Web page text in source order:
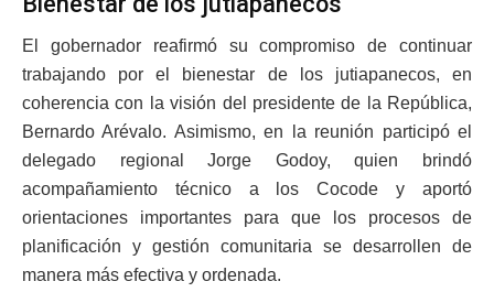
El gobernador reafirmó su compromiso de continuar
trabajando por el bienestar de los jutiapanecos, en
coherencia con la visión del presidente de la República,
Bernardo Arévalo. Asimismo, en la reunión participó el
delegado regional Jorge Godoy, quien brindó
acompañamiento técnico a los Cocode y aportó
orientaciones importantes para que los procesos de
planificación y gestión comunitaria se desarrollen de
manera más efectiva y ordenada.